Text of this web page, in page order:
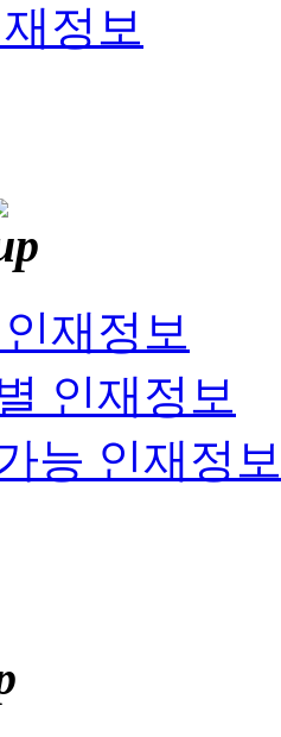
정보
재정보
인재정보
능 인재정보